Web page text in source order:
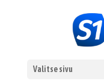
Valitse sivu